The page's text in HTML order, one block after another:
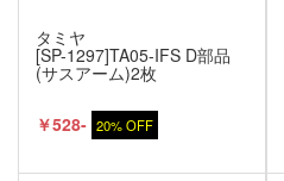
タミヤ
[SP-1297]TA05-IFS D部品
(サスアーム)2枚
￥528- 20% OFF